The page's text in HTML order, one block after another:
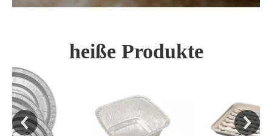
heiße Produkte